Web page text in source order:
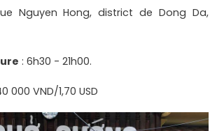
Nguyen Hong, district de Dong Da,
: 6h30 - 21h00.
000 VND/1,70 USD